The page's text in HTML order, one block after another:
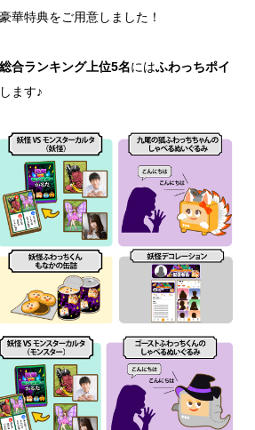
華特典をご用意しました！
総合ランキング上位5名にはふわっちポイ
ます♪